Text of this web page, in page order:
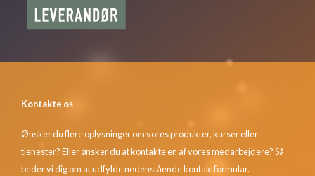
Kontakte os
Ønsker du flere oplysninger om vores produkter, kurser eller
tjenester? Eller ønsker du at kontakte en af vores medarbejdere? Så
beder vi dig om at udfylde nedenstående kontaktformular.